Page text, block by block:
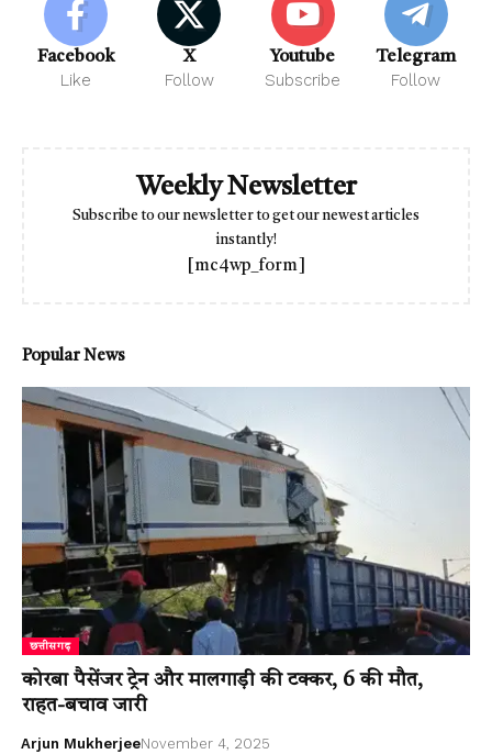
Facebook
Like
X
Follow
Youtube
Subscribe
Telegram
Follow
Weekly Newsletter
Subscribe to our newsletter to get our newest articles
instantly!
[mc4wp_form]
Popular News
छत्तीसगढ़
कोरबा पैसेंजर ट्रेन और मालगाड़ी की टक्कर, 6 की मौत,
राहत-बचाव जारी
Arjun MukherjeeNovember 4, 2025